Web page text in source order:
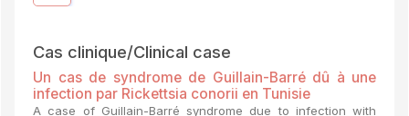
Cas clinique/Clinical case
Un cas de syndrome de Guillain-Barré dû à une
infection par Rickettsia conorii en Tunisie
A case of Guillain-Barré syndrome due to infection with